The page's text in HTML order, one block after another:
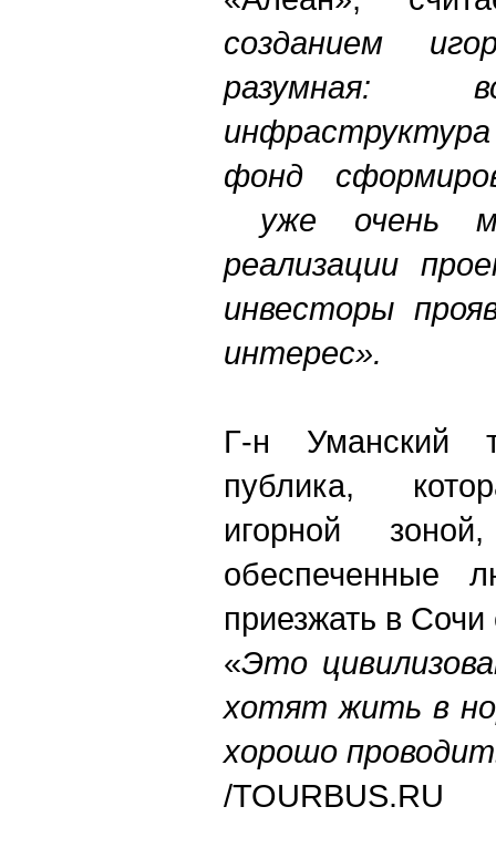
созданием
разумная:
фонд
уже очень
реализации
инвесторы
интерес».
Г-н Уманский
публика,
игорной
обеспеченные
приезжать в
«Это
хотят жить в
хорошо
/TOURBUS.RU